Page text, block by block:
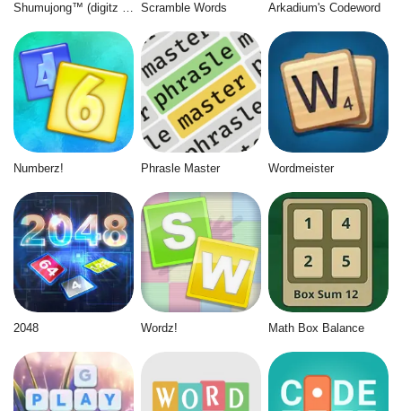
Shumujong™ (digitz mahjong) Scramble Words Arkadium's Codeword
Numberz! Phrasle Master Wordmeister
2048 Wordz! Math Box Balance